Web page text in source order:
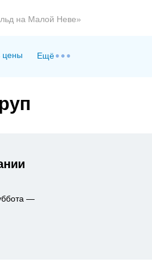
на Малой Неве»
цены Ещё
—